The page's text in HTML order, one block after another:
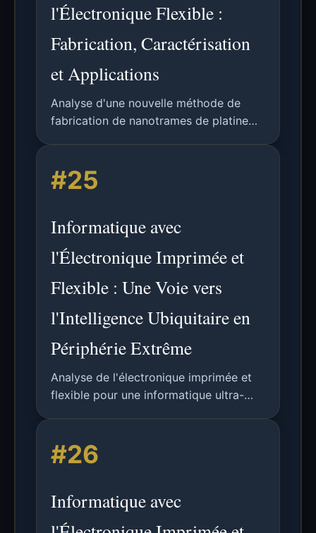
l'Électronique Flexible :
Fabrication, Caractérisation
et Applications
Analyse d'une nouvelle méthode de
fabrication de nanotrames de platine
polyimide via un traitement
atmosphérique de films d'alliage Pt-Ce.
#25
Informatique avec
l'Électronique Imprimée et
Flexible : Une Voie vers
l'Intelligence Ubiquitaire en
Périphérie Extrême
Analyse de l'électronique imprimée et
flexible pour une informatique ultra-
circuits d'IA, les défis et les applications
futures.
#26
Informatique avec